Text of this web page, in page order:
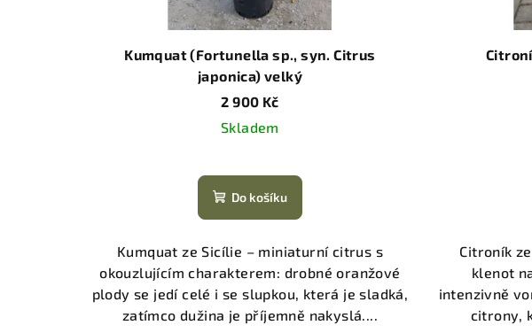
Kumquat (Fortunella sp., syn. Citrus
japonica) velký
2 900 Kč
Skladem
Do košíku
Kumquat ze Sicílie – miniaturní citrus s
okouzlujícím charakterem: drobné oranžové
plody se jedí celé i se slupkou, která je sladká,
zatímco dužina je příjemně nakyslá....
Citroník
klenot
intenzivně
citrony,